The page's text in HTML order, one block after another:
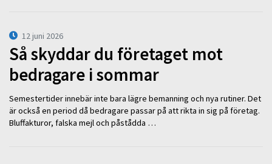
12 juni 2026
Så skyddar du företaget mot
bedragare i sommar
Semestertider innebär inte bara lägre bemanning och nya rutiner. Det
är också en period då bedragare passar på att rikta in sig på företag.
Bluffakturor, falska mejl och påstådda …